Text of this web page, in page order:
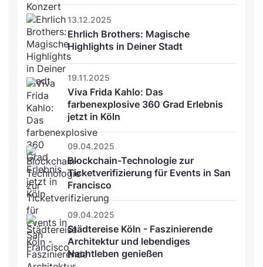
13.12.2025
Ehrlich Brothers: Magische
Highlights in Deiner Stadt
19.11.2025
Viva Frida Kahlo: Das
farbenexplosive 360 Grad Erlebnis
jetzt in Köln
09.04.2025
Blockchain-Technologie zur
Ticketverifizierung für Events in San
Francisco
09.04.2025
Städtereise Köln - Faszinierende
Architektur und lebendiges
Nachtleben genießen